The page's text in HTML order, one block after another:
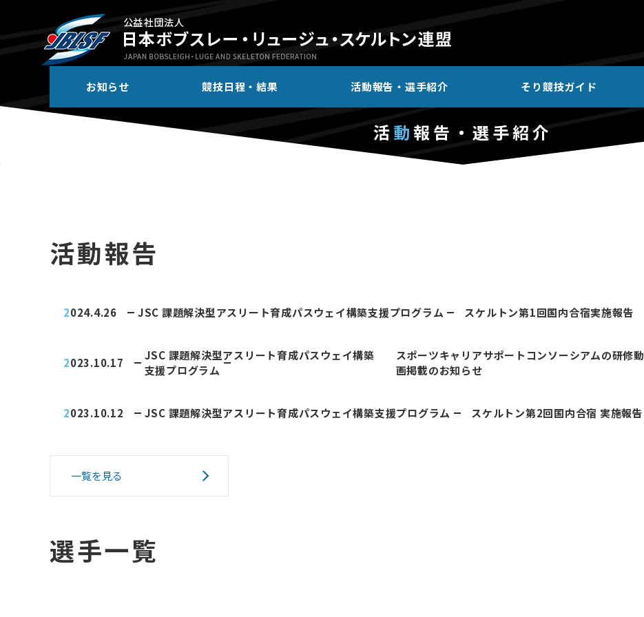
お知らせ 競技日程・結果 活動報告・選手紹介 そり競技ガイド
活動報告・選手紹介
活動報告
2024.4.26 JSC 課題解決型アスリート育成パスウェイ構築支援プログラム スケルトン第1回国内合宿実施報告
2023.10.17
JSC 課題解決型アスリート育成パスウェイ構築
支援プログラム
スポーツキャリアサポートコンソーシアムの研修動
画掲載のお知らせ
2023.10.12 JSC 課題解決型アスリート育成パスウェイ構築支援プログラム スケルトン第2回国内合宿 実施報告
一覧を見る
選手一覧